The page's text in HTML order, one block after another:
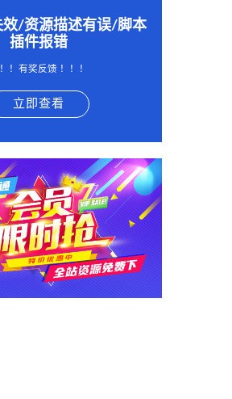
效/资源描述有误/脚本
插件报错
！有奖反馈 ！！！
立即查看